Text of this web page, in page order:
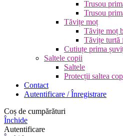
Trusou
Trusou
Tăvițe moț
Tăvițe moț
Tăvițe turtă
Cutiuțe prima
Saltele copii
Saltele
Protecții saltea
Contact
Autentificare / Înregistrare
Coș de cumpărături
Închide
Autentificare